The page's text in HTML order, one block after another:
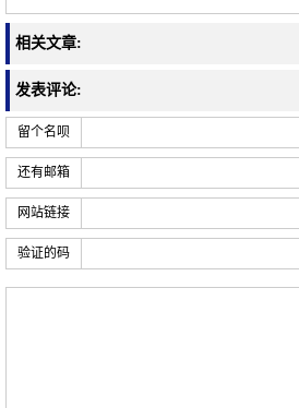
相关文章:
发表评论:
留个名呗
还有邮箱
网站链接
验证的码